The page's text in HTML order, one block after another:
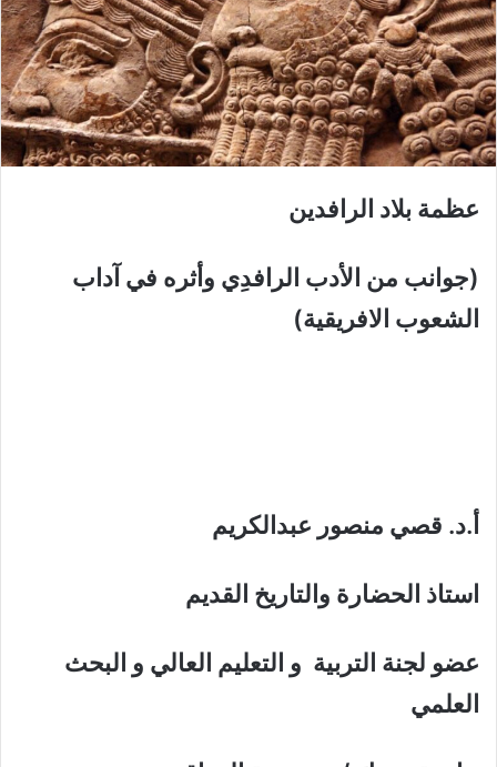
عظمة بلاد الرافدين
(جوانب من الأدب الرافدِي وأثره في آداب
الشعوب الافريقية)
أ.د. قصي منصور عبدالكريم
استاذ الحضارة والتاريخ القديم
عضو لجنة التربية و التعليم العالي و البحث
العلمي